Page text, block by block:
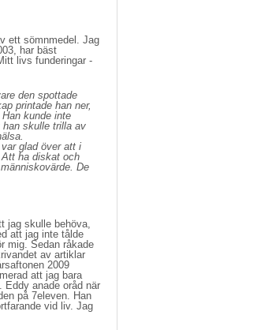
ett sömnmedel. Jag
har bäst
livs funderingar -
den spottade
printade han ner,
kunde inte
skulle trilla av
glad över att i
ha diskat och
De
jag skulle behöva,
att jag inte tålde
mig. Sedan råkade
av artiklar
2009
att jag bara
anade oråd när
på 7eleven. Han
vid liv. Jag